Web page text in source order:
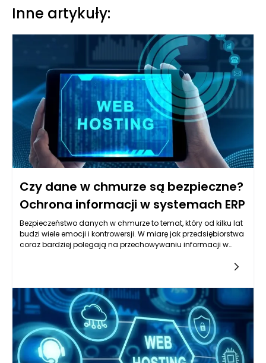
Inne artykuły:
Czy dane w chmurze są bezpieczne?
Ochrona informacji w systemach ERP
Bezpieczeństwo danych w chmurze to temat, który od kilku lat
budzi wiele emocji i kontrowersji. W miarę jak przedsiębiorstwa
coraz bardziej polegają na przechowywaniu informacji w
bezpieczeństwa danych w chmurze jest zrozumienie, jak
różnorodne zagrożenia mogą wpływać na dane oraz jakie
mechanizmy ochrony są wdrażane przez dostawców. W
przypadku systemów ERP, które często gromadzą i
przetwarzają wrażliwe dane, kwestia bezpieczeństwa staje się
jeszcze bardziej złożona i istotna.